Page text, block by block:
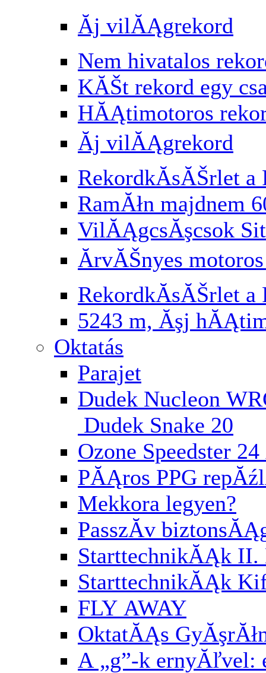
Ăj vilĂĄgrekord
Nem hivatalos
KĂŠt rekord egy
HĂĄtimotoros
Ăj vilĂĄgrekord
RekordkĂ­sĂŠrlet
RamĂłn majdnem
VilĂĄgcsĂşcsok
ĂrvĂŠnyes
RekordkĂ­sĂŠrlet
5243 m, Ăşj
Oktatás
Parajet
Dudek Nucleon
Dudek Snake 20
Ozone Speedster
PĂĄros PPG
Mekkora legyen?
PasszĂ­v
StarttechnikĂĄk II.
StarttechnikĂĄk
FLY AWAY
OktatĂĄs
A „g”-k ernyĂľvel: